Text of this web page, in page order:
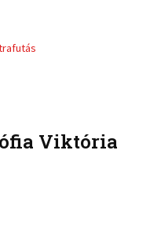
Viktória